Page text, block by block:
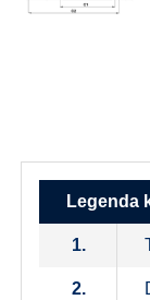
Legenda
1.
2.